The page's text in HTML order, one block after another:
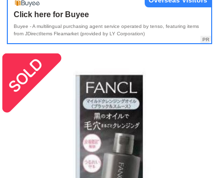
Click here for Buyee
Buyee - A multilingual purchasing agent service operated by tenso, featuring items
from JDirectItems Fleamarket (provided by LY Corporation)